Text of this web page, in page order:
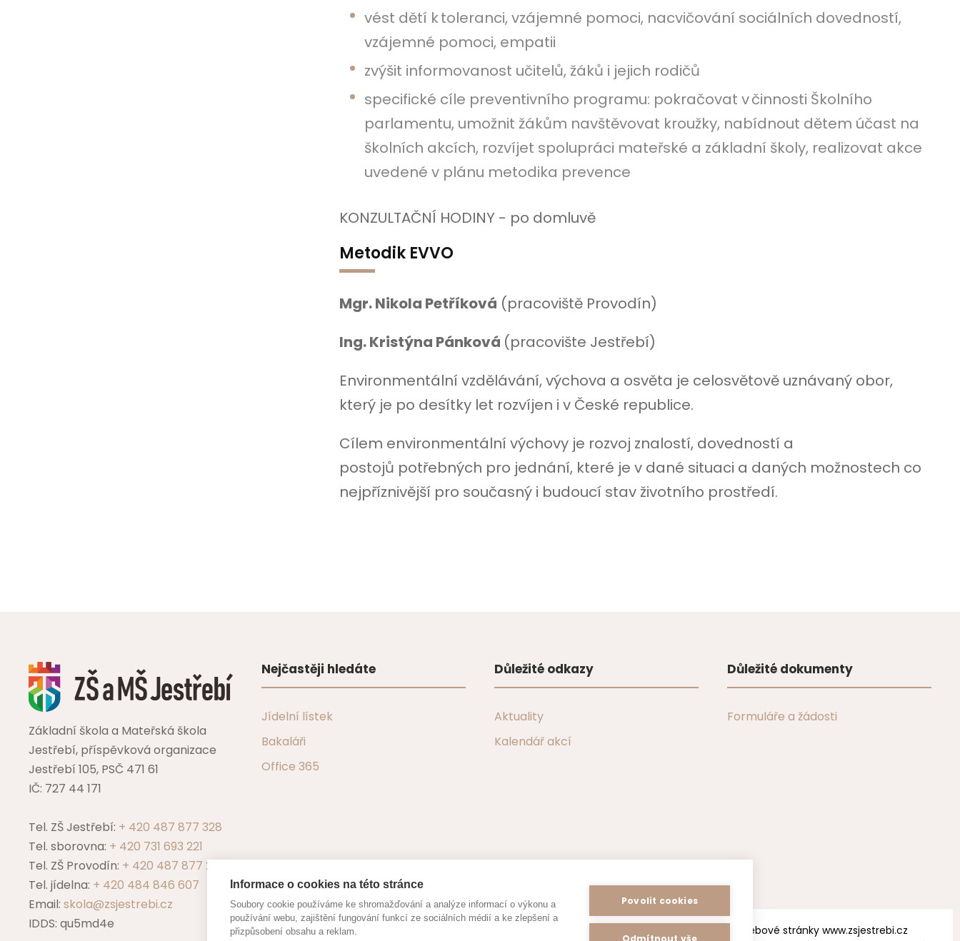
vést dětí k toleranci, vzájemné pomoci, nacvičování sociálních dovedností,
vzájemné pomoci, empatii
zvýšit informovanost učitelů, žáků i jejich rodičů
specifické cíle preventivního programu: pokračovat v činnosti Školního
parlamentu, umožnit žákům navštěvovat kroužky, nabídnout dětem účast na
školních akcích, rozvíjet spolupráci mateřské a základní školy, realizovat akce
uvedené v plánu metodika prevence
KONZULTAČNÍ HODINY - po domluvě
Metodik EVVO
Mgr. Nikola Petříková (pracoviště Provodín)
Ing. Kristýna Pánková (pracovište Jestřebí)
Environmentální vzdělávání, výchova a osvěta je celosvětově uznávaný obor,
který je po desítky let rozvíjen i v České republice.
Cílem environmentální výchovy je rozvoj znalostí, dovedností a
postojů potřebných pro jednání, které je v dané situaci a daných možnostech co
nejpříznivější pro současný i budoucí stav životního prostředí.
Základní škola a Mateřská škola
Jestřebí, příspěvková organizace
Jestřebí 105, PSČ 471 61
IČ: 727 44 171
Tel. ZŠ Jestřebí: + 420 487 877 328
Tel. sborovna: + 420 731 693 221
Tel. ZŠ Provodín: + 420 487 877 229
Tel. jídelna: + 420 484 846 607
Email: skola@zsjestrebi.cz
IDDS: qu5md4e
Nejčastěji hledáte
Jídelní lístek
Bakaláři
Office 365
Důležité odkazy
Aktuality
Kalendář akcí
Důležité dokumenty
Formuláře a žádosti
Webové stránky www.zsjestrebi.cz
Informace o cookies na této stránce
Soubory cookie používáme ke shromažďování a analýze informací o výkonu a
používání webu, zajištění fungování funkcí ze sociálních médií a ke zlepšení a
přizpůsobení obsahu a reklam.
Povolit cookies
Odmítnout vše